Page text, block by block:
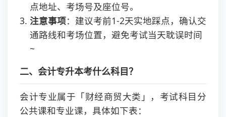
点地址、考场号及座位号。
注意事项：建议考前1-2天实地踩点，确认交
通路线和考场位置，避免考试当天耽误时间
~
二、会计专升本考什么科目？
会计专业属于「财经商贸大类」，考试科目分
公共课和专业课，具体如下表：